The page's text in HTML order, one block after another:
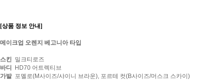
[상품 정보 안내]
메이크업 오렌지 베고니아 타입
스킨 밀크티로즈
바디 HD70 어트렉티브
가발 포멜로(M사이즈/샤이니 브라운), 포르테 컷(B사이즈/머스크 스카이)